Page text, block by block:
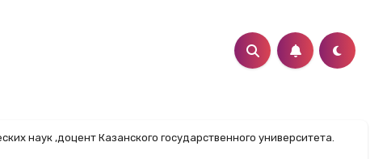
наук ,доцент Казанского государственного университета.